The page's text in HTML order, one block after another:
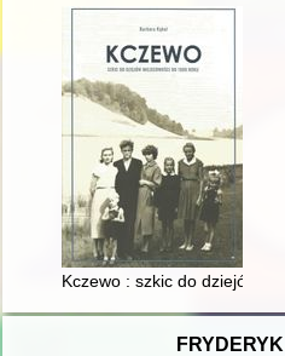
Kczewo : szkic do dziejów